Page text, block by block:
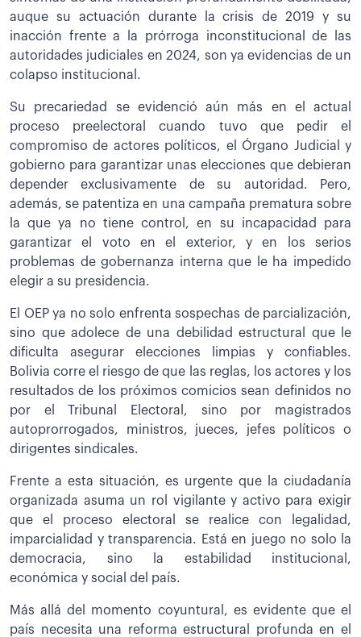
auque su actuación durante la crisis de 2019 y su
inacción frente a la prórroga inconstitucional de las
autoridades judiciales en 2024, son ya evidencias de un
colapso institucional.
Su precariedad se evidenció aún más en el actual
proceso preelectoral cuando tuvo que pedir el
compromiso de actores políticos, el Órgano Judicial y
gobierno para garantizar unas elecciones que debieran
depender exclusivamente de su autoridad. Pero,
además, se patentiza en una campaña prematura sobre
la que ya no tiene control, en su incapacidad para
garantizar el voto en el exterior, y en los serios
problemas de gobernanza interna que le ha impedido
elegir a su presidencia.
El OEP ya no solo enfrenta sospechas de parcialización,
sino que adolece de una debilidad estructural que le
dificulta asegurar elecciones limpias y confiables.
Bolivia corre el riesgo de que las reglas, los actores y los
resultados de los próximos comicios sean definidos no
por el Tribunal Electoral, sino por magistrados
autoprorrogados, ministros, jueces, jefes políticos o
dirigentes sindicales.
Frente a esta situación, es urgente que la ciudadanía
organizada asuma un rol vigilante y activo para exigir
que el proceso electoral se realice con legalidad,
imparcialidad y transparencia. Está en juego no solo la
democracia, sino la estabilidad institucional,
económica y social del país.
Más allá del momento coyuntural, es evidente que el
país necesita una reforma estructural profunda en el